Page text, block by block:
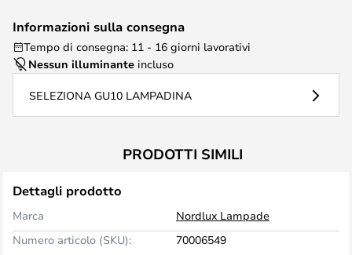
Informazioni sulla consegna
Tempo di consegna: 11 - 16 giorni lavorativi
Nessun illuminante incluso
SELEZIONA GU10 LAMPADINA
PRODOTTI SIMILI
Dettagli prodotto
Marca
Nordlux Lampade
Numero articolo (SKU):
70006549